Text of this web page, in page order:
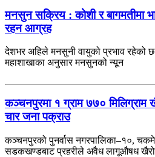
मनसुन सक्रिय : कोशी र बागमतीमा
रहन आग्रह
देशभर अहिले मनसुनी वायुको प्रभाव रहेको
महाशाखाका अनुसार मनसुनको न्यून
कञ्चनपुरमा १ ग्राम ७७० मिलिग्राम
चार जना पक्राउ
कञ्चनपुरको पुनर्वास नगरपालिका–१०,
सडकखण्डबाट प्रहरीले अवैध लागूऔषध खैरो